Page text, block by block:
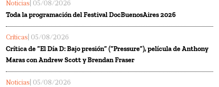
Noticias | 05/08/2026
Toda la programación del Festival DocBuenosAires 2026
Críticas | 05/08/2026
Crítica de “El Día D: Bajo presión” (“Pressure”), película de Anthony
Maras con Andrew Scott y Brendan Fraser
Noticias | 05/08/2026